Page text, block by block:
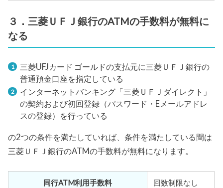
３．三菱ＵＦＪ銀行のATMの手数料が無料に
なる
三菱UFJカード ゴールドの支払元に三菱ＵＦＪ銀行の
普通預金口座を指定している
インターネットバンキング「三菱ＵＦＪダイレクト」
の契約および初回登録（パスワード・Eメールアドレ
スの登録）を行っている
の2つの条件を満たしていれば、条件を満たしている間は
三菱ＵＦＪ銀行のATMの手数料が無料になります。
同行ATM利用手数料 回数制限なし